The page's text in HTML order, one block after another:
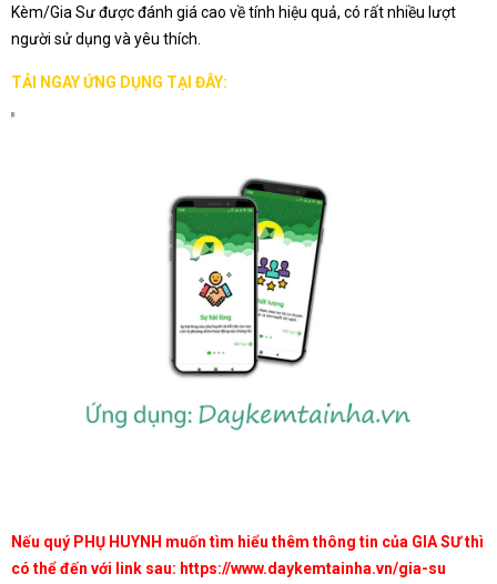
Kèm/Gia Sư được đánh giá cao về tính hiệu quả, có rất nhiều lượt
người sử dụng và yêu thích.
TẢI NGAY ỨNG DỤNG TẠI ĐÂY:
Nếu quý PHỤ HUYNH muốn tìm hiểu thêm thông tin của GIA SƯ thì
có thể đến với link sau: https://www.daykemtainha.vn/gia-su